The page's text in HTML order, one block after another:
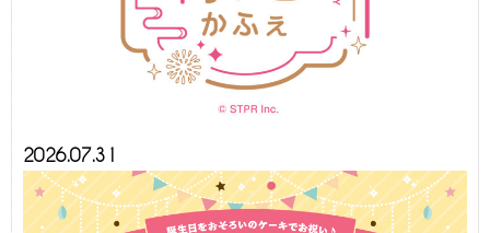
2026.07.31